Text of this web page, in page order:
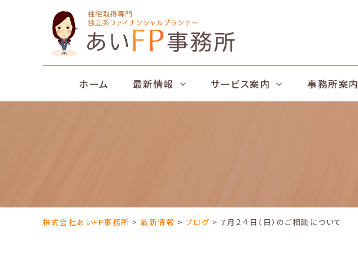
ホーム 最新情報 サービス案内 事務所案内
株式会社あいFP事務所 > 最新情報 > ブログ > ７月２４日（日）のご相談について